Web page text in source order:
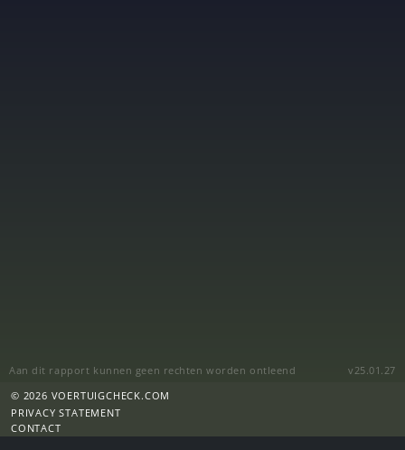
Aan dit rapport kunnen geen rechten worden ontleend
v25.01.27
© 2026 VOERTUIGCHECK.COM
PRIVACY STATEMENT
CONTACT